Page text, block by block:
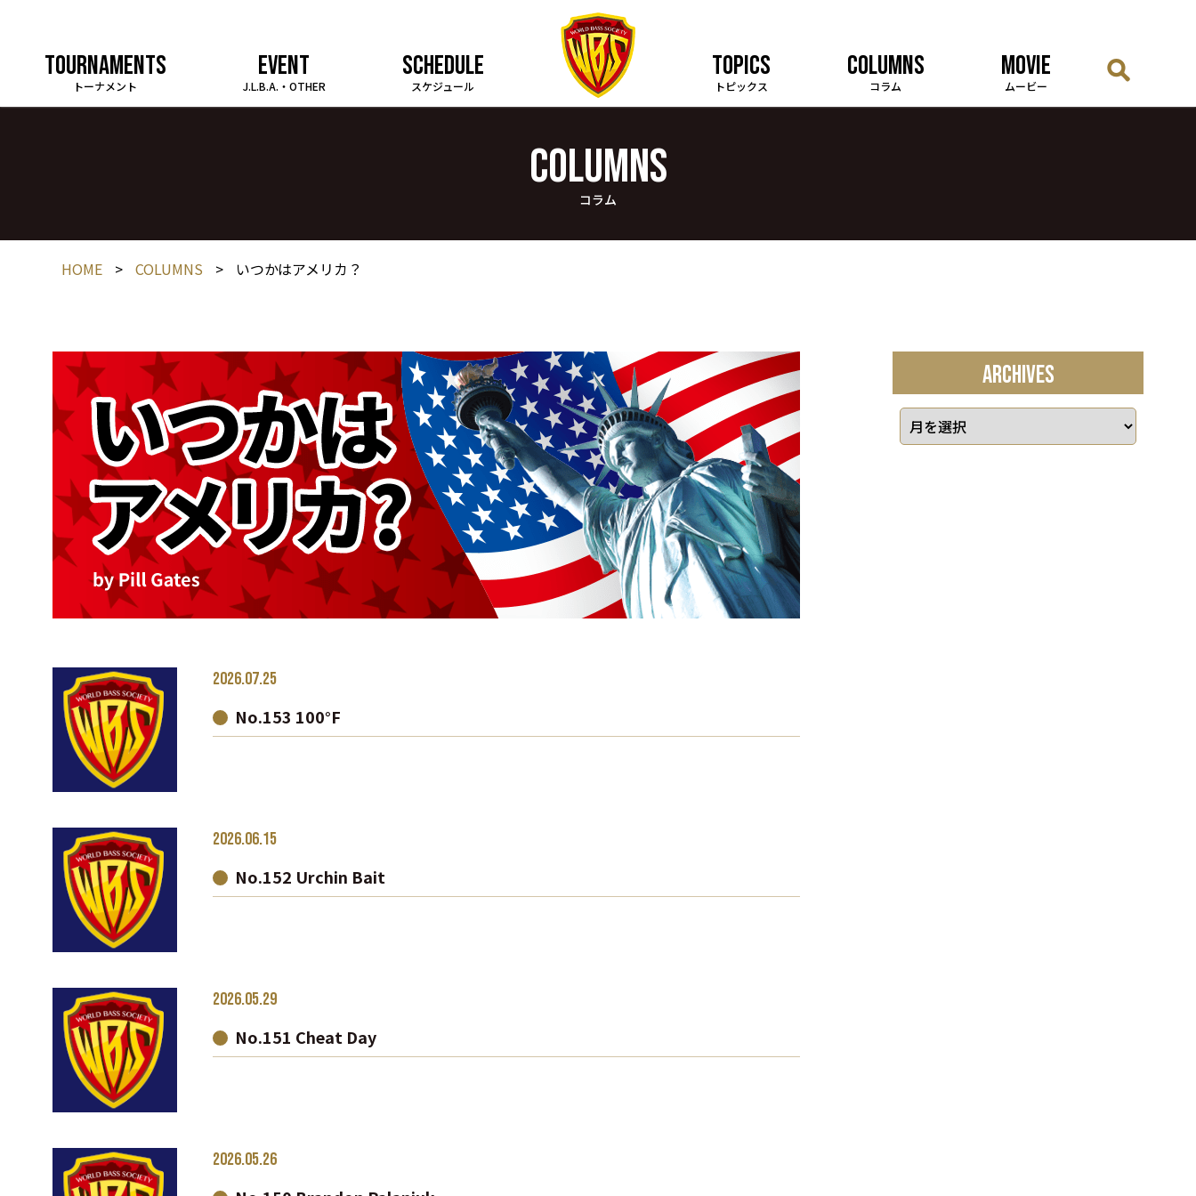
TOURNAMENTS
トーナメント
EVENT
J.L.B.A.・OTHER
SCHEDULE
スケジュール
TOPICS
トピックス
COLUMNS
コラム
MOVIE
ムービー
COLUMNS
コラム
HOME > COLUMNS > いつかはアメリカ？
2026.07.25
No.153 100°F
2026.06.15
No.152 Urchin Bait
2026.05.29
No.151 Cheat Day
2026.05.26
ARCHIVES